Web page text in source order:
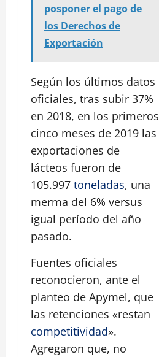
posponer el pago de
los Derechos de
Exportación
Según los últimos datos
oficiales, tras subir 37%
en 2018, en los primeros
cinco meses de 2019 las
exportaciones de
lácteos fueron de
105.997 toneladas, una
merma del 6% versus
igual período del año
pasado.
Fuentes oficiales
reconocieron, ante el
planteo de Apymel, que
las retenciones «restan
competitividad».
Agregaron que, no